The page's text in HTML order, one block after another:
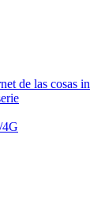
de las cosas
4G